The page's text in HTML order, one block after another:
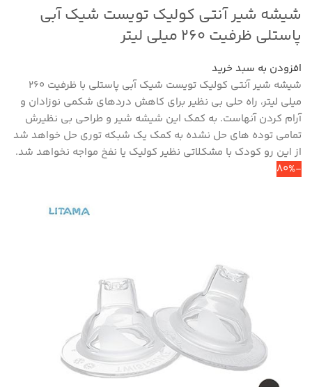
شیشه شیر آنتی کولیک تویست شیک آبی
پاستلی ظرفیت ۲۶۰ میلی لیتر
افزودن به سبد خرید
شیشه شیر آنتی کولیک تویست شیک آبی پاستلی با ظرفیت 260
میلی لیتر، راه حلی بی نظیر برای کاهش دردهای شکمی نوزادان و
آرام کردن آنهاست. به کمک این شیشه شیر و طراحی بی نظیرش
تمامی توده های حل نشده به کمک یک شبکه توری حل خواهد شد
از این رو کودک با مشکلاتی نظیر کولیک یا نفخ مواجه نخواهد شد.
-80%